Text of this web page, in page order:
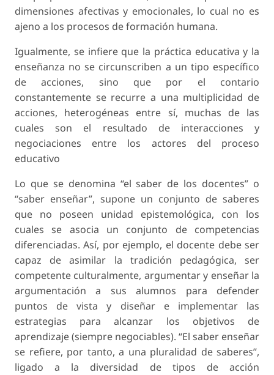
dimensiones afectivas y emocionales, lo cual no es
ajeno a los procesos de formación humana.
Igualmente, se infiere que la práctica educativa y la
enseñanza no se circunscriben a un tipo específico
de acciones, sino que por el contario
constantemente se recurre a una multiplicidad de
acciones, heterogéneas entre sí, muchas de las
cuales son el resultado de interacciones y
negociaciones entre los actores del proceso
educativo
Lo que se denomina “el saber de los docentes” o
“saber enseñar”, supone un conjunto de saberes
que no poseen unidad epistemológica, con los
cuales se asocia un conjunto de competencias
diferenciadas. Así, por ejemplo, el docente debe ser
capaz de asimilar la tradición pedagógica, ser
competente culturalmente, argumentar y enseñar la
argumentación a sus alumnos para defender
puntos de vista y diseñar e implementar las
estrategias para alcanzar los objetivos de
aprendizaje (siempre negociables). “El saber enseñar
se refiere, por tanto, a una pluralidad de saberes”,
ligado a la diversidad de tipos de acción